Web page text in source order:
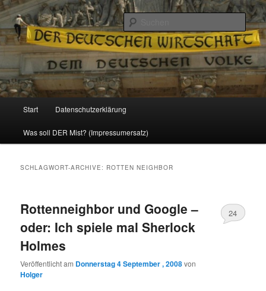
Reizzentrum
Politik, Wirtschaft, Soziales und Gesellschaft
Zum
Inhalt
Zum
sekundären
Start Datenschutzerklärung
Was soll DER Mist? (Impressumersatz)
SCHLAGWORT-ARCHIVE: ROTTEN NEIGHBOR
Rottenneighbor und Google –
oder: Ich spiele mal Sherlock
Holmes
Veröffentlicht am Donnerstag 4 September , 2008von
Holger
24